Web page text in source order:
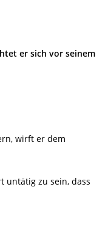
er sich vor seinem
wirft er dem
untätig zu sein, dass